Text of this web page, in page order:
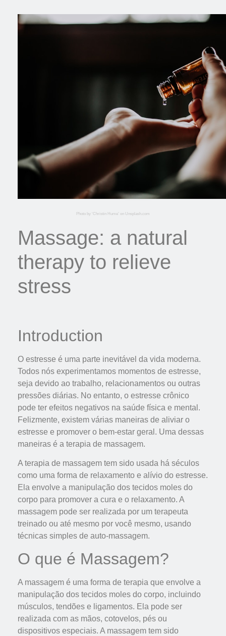
Photo by ‘Christin Hume’ on Unsplash.com
Massage: a natural
therapy to relieve
stress
Introduction
O estresse é uma parte inevitável da vida moderna.
Todos nós experimentamos momentos de estresse,
seja devido ao trabalho, relacionamentos ou outras
pressões diárias. No entanto, o estresse crônico
pode ter efeitos negativos na saúde física e mental.
Felizmente, existem várias maneiras de aliviar o
estresse e promover o bem-estar geral. Uma dessas
maneiras é a terapia de massagem.
A terapia de massagem tem sido usada há séculos
como uma forma de relaxamento e alívio do estresse.
Ela envolve a manipulação dos tecidos moles do
corpo para promover a cura e o relaxamento. A
massagem pode ser realizada por um terapeuta
treinado ou até mesmo por você mesmo, usando
técnicas simples de auto-massagem.
O que é Massagem?
A massagem é uma forma de terapia que envolve a
manipulação dos tecidos moles do corpo, incluindo
músculos, tendões e ligamentos. Ela pode ser
realizada com as mãos, cotovelos, pés ou
dispositivos especiais. A massagem tem sido